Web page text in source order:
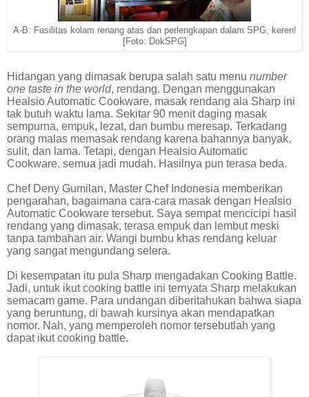
A-B: Fasilitas kolam renang atas dan perlengkapan dalam SPG, keren!
[Foto: DokSPG]
Hidangan yang dimasak berupa salah satu menu number
one taste in the world, rendang. Dengan menggunakan
Healsio Automatic Cookware, masak rendang ala Sharp ini
tak butuh waktu lama. Sekitar 90 menit daging masak
sempurna, empuk, lezat, dan bumbu meresap. Terkadang
orang malas memasak rendang karena bahannya banyak,
sulit, dan lama. Tetapi, dengan Healsio Automatic
Cookware, semua jadi mudah. Hasilnya pun terasa beda.
Chef Deny Gumilan, Master Chef Indonesia memberikan
pengarahan, bagaimana cara-cara masak dengan Healsio
Automatic Cookware tersebut. Saya sempat mencicipi hasil
rendang yang dimasak, terasa empuk dan lembut meski
tanpa tambahan air. Wangi bumbu khas rendang keluar
yang sangat mengundang selera.
Di kesempatan itu pula Sharp mengadakan Cooking Battle.
Jadi, untuk ikut cooking battle ini ternyata Sharp melakukan
semacam game. Para undangan diberitahukan bahwa siapa
yang beruntung, di bawah kursinya akan mendapatkan
nomor. Nah, yang memperoleh nomor tersebutlah yang
dapat ikut cooking battle.